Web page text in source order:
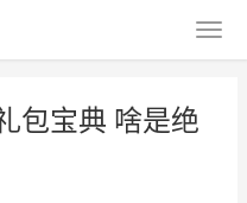
包宝典 啥是绝